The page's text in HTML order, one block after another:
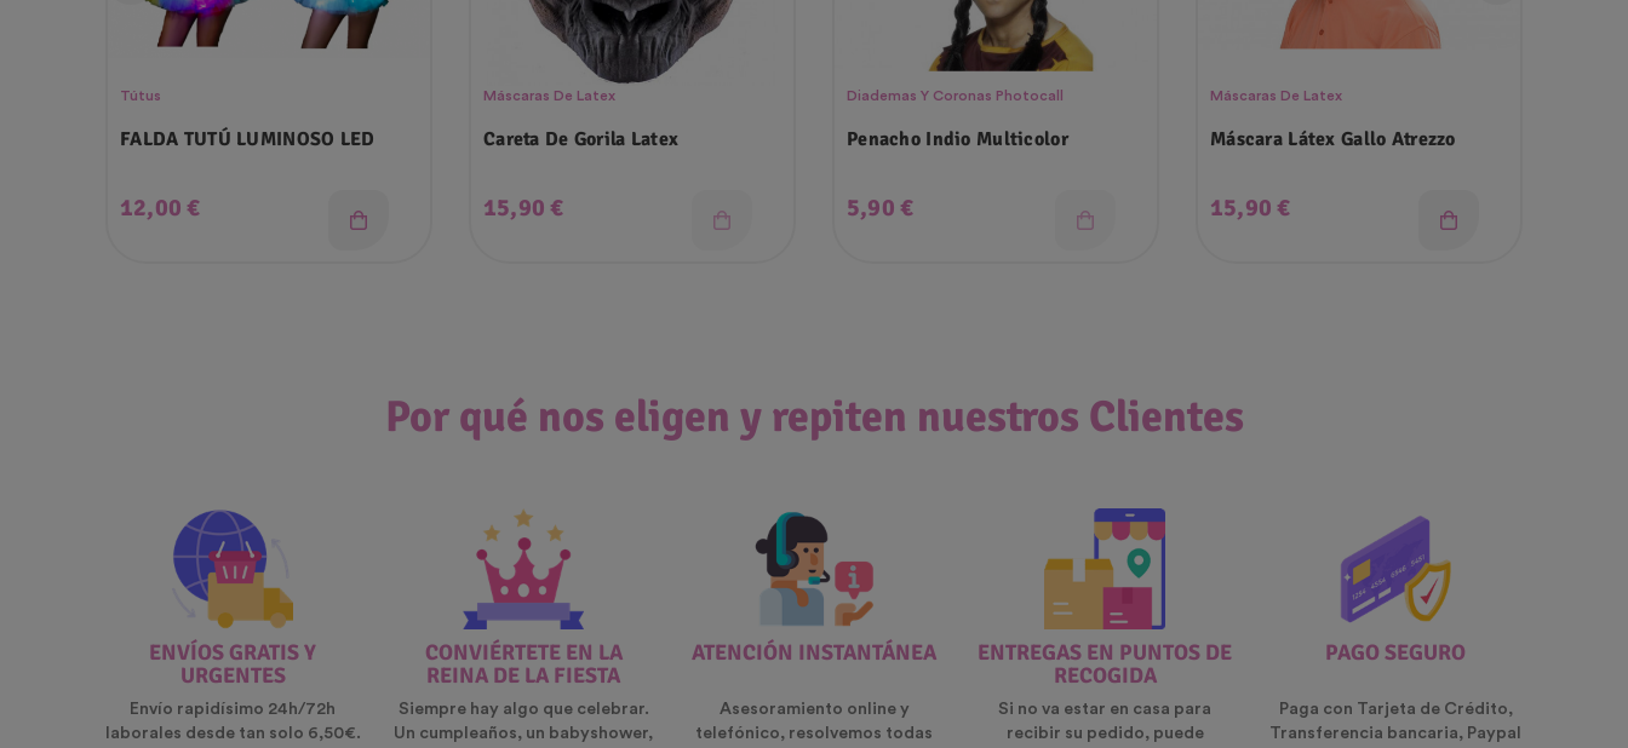
Tútus
FALDA TUTÚ LUMINOSO LED
Precio
12,00 €
Máscaras De Latex
Careta De Gorila Latex
Precio
15,90 €
Diademas Y Coronas Photocall
Penacho Indio Multicolor
Precio
5,90 €
Máscaras De Latex
Máscara Látex Gallo Atrezzo
Precio
15,90 €
Por qué nos eligen y repiten nuestros Clientes
ENVÍOS GRATIS Y
URGENTES
Envío rapidísimo 24h/72h
laborales desde tan solo 6,50€.
CONVIÉRTETE EN LA
REINA DE LA FIESTA
Siempre hay algo que celebrar.
Un cumpleaños, un babyshower,
ATENCIÓN INSTANTÁNEA
Asesoramiento online y
telefónico, resolvemos todas
ENTREGAS EN PUNTOS DE
RECOGIDA
Si no va estar en casa para
recibir su pedido, puede
PAGO SEGURO
Paga con Tarjeta de Crédito,
Transferencia bancaria, Paypal